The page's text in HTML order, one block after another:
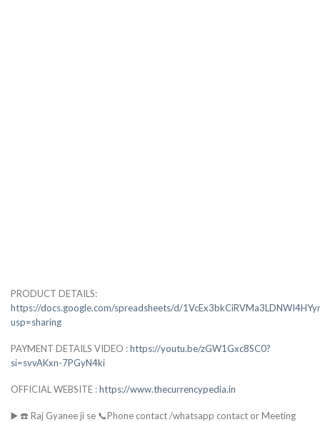
PRODUCT DETAILS:
https://docs.google.com/spreadsheets/d/
usp=sharing
PAYMENT DETAILS VIDEO :https://youtu.be/zGW1Gxc8SC0?
si=svvAKxn-7PGyN4ki
OFFICIAL WEBSITE :https://www.thecurrencypedia.in
▶️ ☎️ Raj Gyanee ji se 📞Phone contact /whatsapp contact or Meeting